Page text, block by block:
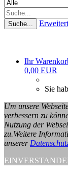
Suche...
Ihr
0,00 EUR
Sie
Um unsere
verbessern zu
Nutzung der
zu.Weitere
unserer